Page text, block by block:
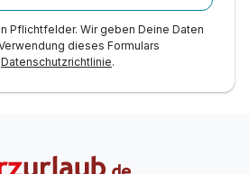
Pflichtfelder. Wir geben Deine Daten
dieses Formulars
Datenschutzrichtlinie.